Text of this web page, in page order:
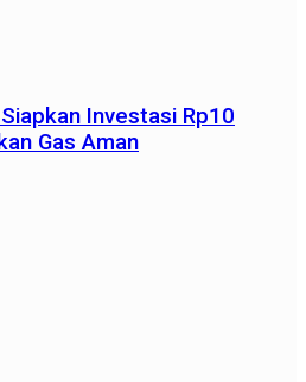
Investasi Rp10
Gas Aman